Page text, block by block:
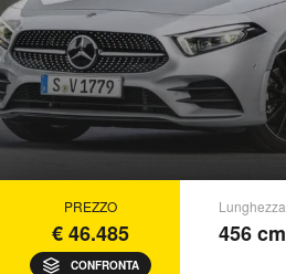
PREZZO
€ 46.485
CONFRONTA
Lunghezza
456 cm